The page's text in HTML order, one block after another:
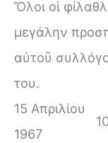
Ὅλοι οἱ
μεγάλην
αὐτοῦ
του.
15 Απριλίου
1967